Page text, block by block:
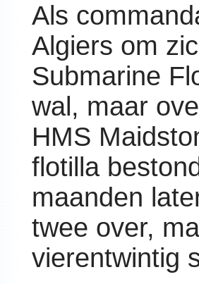
Als
Algiers om
Submarine
wal, maar
HMS
flotilla
maanden
twee over,
vierentwintig